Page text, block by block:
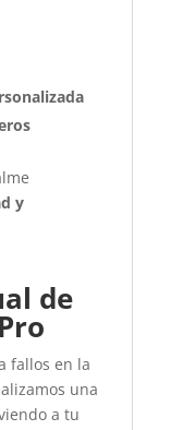
y
de
fallos en la
una
a tu